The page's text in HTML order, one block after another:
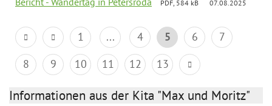
PDF, 584 kB 07.08.2025
1 ... 4 5 6
7
8
9 10 11 12 13
Informationen aus der Kita "Max und Moritz"